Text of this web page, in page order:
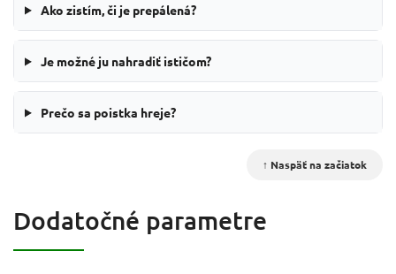
Ako zistím, či je prepálená?
Je možné ju nahradiť ističom?
Prečo sa poistka hreje?
↑ Naspäť na začiatok
Dodatočné parametre